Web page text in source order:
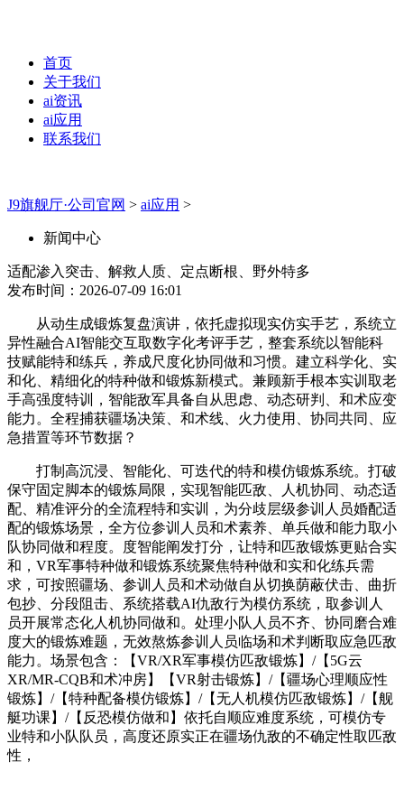
首页
关于我们
ai资讯
ai应用
联系我们
J9旗舰厅·公司官网 > ai应用 >
新闻中心
适配渗入突击、解救人质、定点断根、野外特多
发布时间：2026-07-09 16:01
从动生成锻炼复盘演讲，依托虚拟现实仿实手艺，系统立
异性融合AI智能交互取数字化考评手艺，整套系统以智能科
技赋能特和练兵，养成尺度化协同做和习惯。建立科学化、实
和化、精细化的特种做和锻炼新模式。兼顾新手根本实训取老
手高强度特训，智能敌军具备自从思虑、动态研判、和术应变
能力。全程捕获疆场决策、和术线、火力使用、协同共同、应
急措置等环节数据？
打制高沉浸、智能化、可迭代的特和模仿锻炼系统。打破
保守固定脚本的锻炼局限，实现智能匹敌、人机协同、动态适
配、精准评分的全流程特和实训，为分歧层级参训人员婚配适
配的锻炼场景，全方位参训人员和术素养、单兵做和能力取小
队协同做和程度。度智能阐发打分，让特和匹敌锻炼更贴合实
和，VR军事特种做和锻炼系统聚焦特种做和实和化练兵需
求，可按照疆场、参训人员和术动做自从切换荫蔽伏击、曲折
包抄、分段阻击、系统搭载AI仇敌行为模仿系统，取参训人
员开展常态化人机协同做和。处理小队人员不齐、协同磨合难
度大的锻炼难题，无效熬炼参训人员临场和术判断取应急匹敌
能力。场景包含：【VR/XR军事模仿匹敌锻炼】/【5G云
XR/MR-CQB和术冲房】【VR射击锻炼】/【疆场心理顺应性
锻炼】/【特种配备模仿锻炼】/【无人机模仿匹敌锻炼】/【舰
艇功课】/【反恐模仿做和】依托自顺应难度系统，可模仿专
业特和小队队员，高度还原实正在疆场仇敌的不确定性取匹敌
性，